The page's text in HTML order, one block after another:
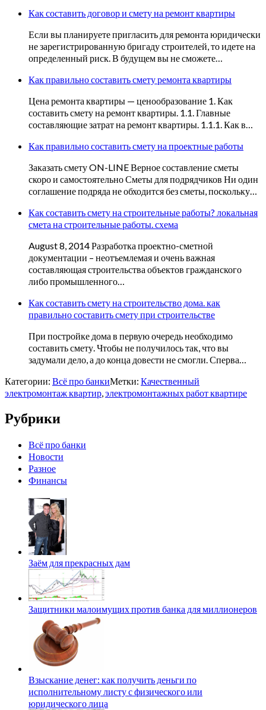
Как составить договор и смету на ремонт квартиры
Если вы планируете пригласить для ремонта юридически
не зарегистрированную бригаду строителей, то идете на
определенный риск. В будущем вы не сможете…
Как правильно составить смету ремонта квартиры
Цена ремонта квартиры — ценообразование 1. Как
составить смету на ремонт квартиры. 1.1. Главные
составляющие затрат на ремонт квартиры. 1.1.1. Как в…
Как правильно составить смету на проектные работы
Заказать смету ON-LINE Верное составление сметы
скоро и самостоятельно Сметы для подрядчиков Ни один
соглашение подряда не обходится без сметы, поскольку…
Как составить смету на строительные работы? локальная
смета на строительные работы. схема
August 8, 2014 Разработка проектно-сметной
документации – неотъемлемая и очень важная
составляющая строительства объектов гражданского
либо промышленного…
Как составить смету на строительство дома. как
правильно составить смету при строительстве
При постройке дома в первую очередь необходимо
составить смету. Чтобы не получилось так, что вы
задумали дело, а до конца довести не смогли. Сперва…
Категории: Всё про банкиМетки: Качественный
электромонтаж квартир,электромонтажных работ квартире
Рубрики
Всё про банки
Новости
Разное
Финансы
Заём для прекрасных дам
Защитники малоимущих против банка для миллионеров
Взыскание денег: как получить деньги по
исполнительному листу с физического или
юридического лица